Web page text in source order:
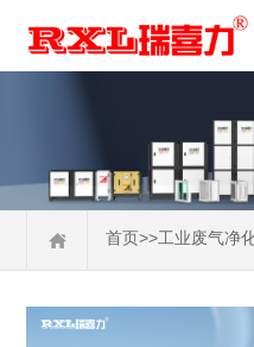
首页>>工业废气净